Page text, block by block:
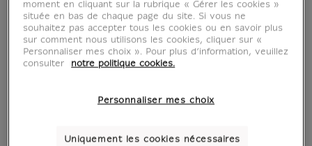
Cette ligne de bijoux est inspirée par la frise
de palmettes visible sur un Calpis conservé au
musée du Louvre.
Le motif de palmette est un ornement
moment en cliquant sur la rubrique « Gérer les cookies »
située en bas de chaque page du site. Si vous ne
souhaitez pas accepter tous les cookies ou en savoir plus
sur comment nous utilisons les cookies, cliquer sur «
Personnaliser mes choix ». Pour plus d’information, veuillez
consulter
notre politique cookies.
Personnaliser mes choix
Uniquement les cookies nécessaires